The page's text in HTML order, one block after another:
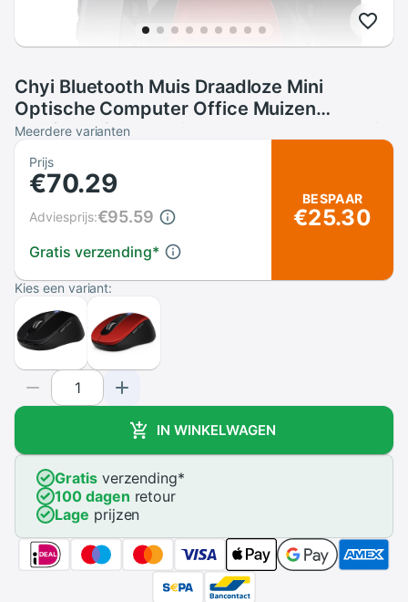
Chyi Bluetooth Muis Draadloze Mini
Optische Computer Office Muizen
800/1200/1600 Dpi 5 Knoppen Bt 3.0 Muis
Voor Laptop notebook
Meerdere varianten
Prijs
€70.29
Gratis verzending*
Adviesprijs:€95.59
BESPAAR
€25.30
Kies een variant:
IN WINKELWAGEN
Gratisverzending*
100 dagen retour
Lage prijzen